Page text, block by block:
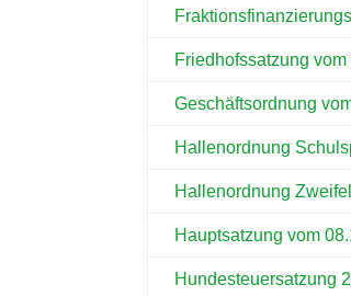
Friedhofssatzung
Geschäftsordnung
Hallenordnung
Hallenordnung
Hauptsatzung vom
Hundesteuersatzung